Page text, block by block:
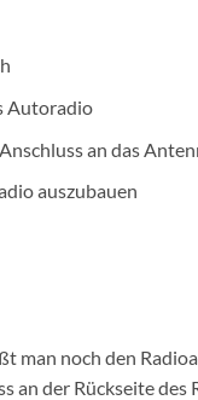
Autoradio
an das
auszubauen
man noch den
der Rückseite